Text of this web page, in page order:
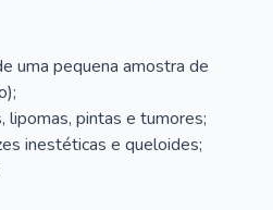
uma pequena amostra de
lipomas, pintas e tumores;
inestéticas e queloides;